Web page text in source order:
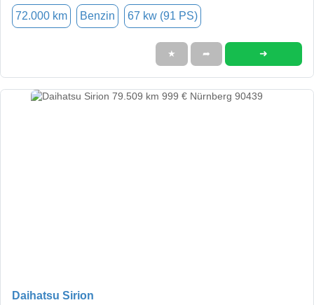
72.000 km Benzin 67 kw (91 PS)
★ ➦ ➜
Daihatsu Sirion